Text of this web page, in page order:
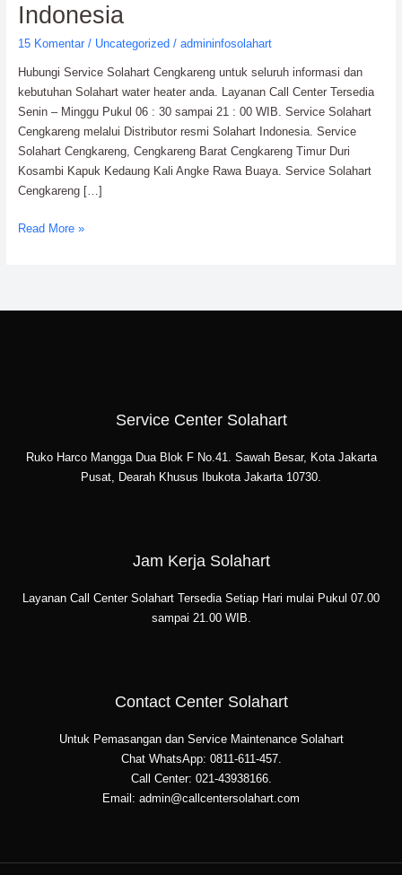
Indonesia
15 Komentar / Uncategorized/ admininfosolahart
Hubungi Service Solahart Cengkareng untuk seluruh informasi dan
kebutuhan Solahart water heater anda. Layanan Call Center Tersedia
Senin – Minggu Pukul 06 : 30 sampai 21 : 00 WIB. Service Solahart
Cengkareng melalui Distributor resmi Solahart Indonesia. Service
Solahart Cengkareng, Cengkareng Barat Cengkareng Timur Duri
Kosambi Kapuk Kedaung Kali Angke Rawa Buaya. Service Solahart
Cengkareng […]
Read More »
Service Center Solahart
Ruko Harco Mangga Dua Blok F No.41. Sawah Besar, Kota Jakarta
Pusat, Dearah Khusus Ibukota Jakarta 10730.
Jam Kerja Solahart
Layanan Call Center Solahart Tersedia Setiap Hari mulai Pukul 07.00
sampai 21.00 WIB.
Contact Center Solahart
Untuk Pemasangan dan Service Maintenance Solahart
Chat WhatsApp: 0811-611-457.
Call Center: 021-43938166.
Email: admin@callcentersolahart.com